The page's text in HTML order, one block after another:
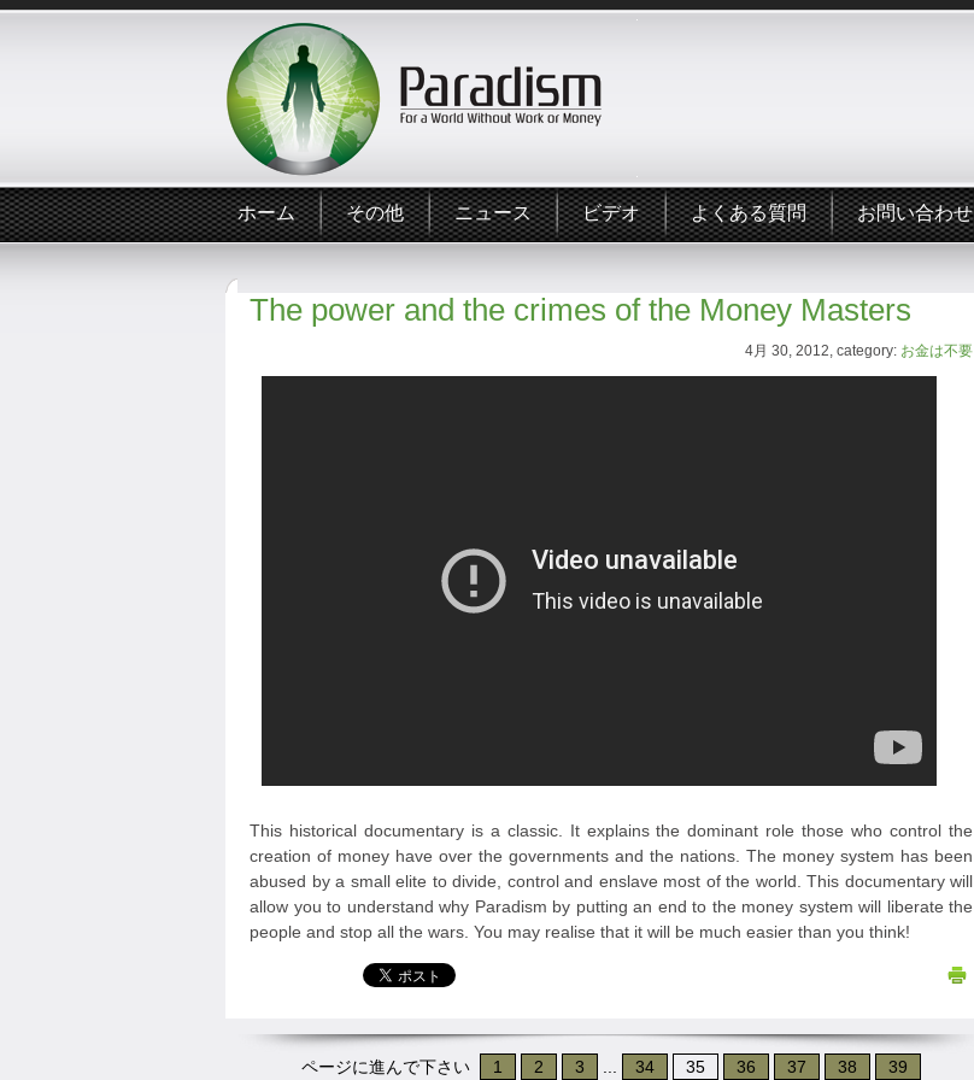
ホーム その他 ニュース ビデオ よくある質問 お問い合わせ
The power and the crimes of the Money Masters
4月 30, 2012, category: お金は不要
This historical documentary is a classic. It explains the dominant role those who control the
creation of money have over the governments and the nations. The money system has been
abused by a small elite to divide, control and enslave most of the world. This documentary will
allow you to understand why Paradism by putting an end to the money system will liberate the
people and stop all the wars. You may realise that it will be much easier than you think!
ページに進んで下さい 1 2 3 34 35 36 37 38 39